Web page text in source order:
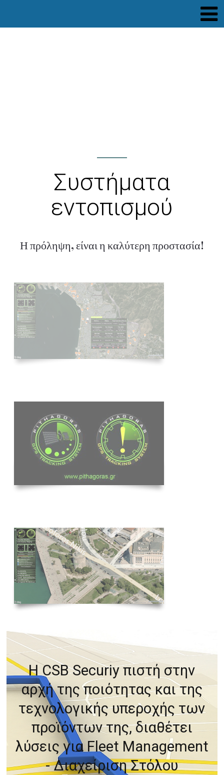
Συστήματα
εντοπισμού
Η πρόληψη, είναι η καλύτερη προστασία!
Η CSB Securiy πιστή στην
αρχή της ποιότητας και της
τεχνολογικής υπεροχής των
προϊόντων της, διαθέτει
λύσεις για Fleet Management
- Διαχείριση Στόλου